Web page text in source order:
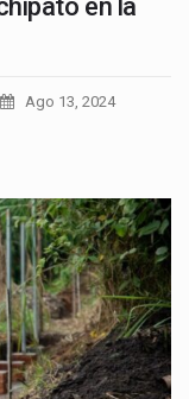
en la
Ago 13, 2024